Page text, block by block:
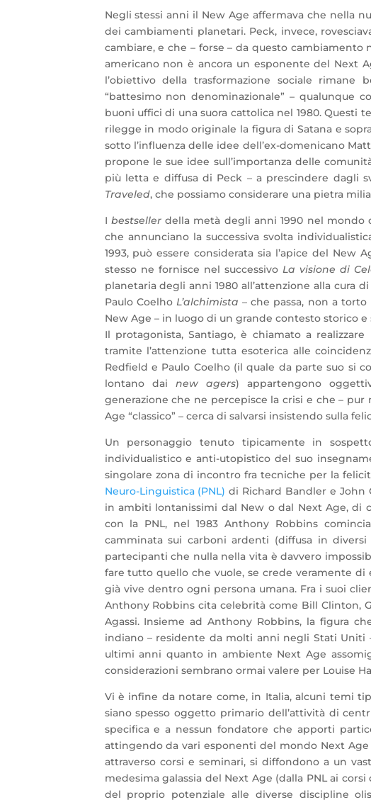
Negli stessi anni il New Age affermava che nella
dei cambiamenti planetari. Peck, invece,
cambiare, e che – forse – da questo cambiamento
americano non è ancora un esponente del Next
l’obiettivo della trasformazione sociale
“battesimo non denominazionale” – qualunque
buoni uffici di una suora cattolica nel 1980. Questi
rilegge in modo originale la figura di Satana e
sotto l’influenza delle idee dell’ex-domenicano
propone le sue idee sull’importanza delle
più letta e diffusa di Peck – a prescindere dagli
Traveled, che possiamo considerare una pietra
I bestsellerdella metà degli anni 1990 nel mondo
che annunciano la successiva svolta
1993, può essere considerata sia l’apice del New
stesso ne fornisce nel successivo La visione di
planetaria degli anni 1980 all’attenzione alla cura
Paulo Coelho L’alchimista – che passa, non a
New Age – in luogo di un grande contesto storico
Il protagonista, Santiago, è chiamato a
tramite l’attenzione tutta esoterica alle
Redfield e Paulo Coelho (il quale da parte suo si
lontano dai new agers) appartengono
generazione che ne percepisce la crisi e che –
Age “classico” – cerca di salvarsi insistendo sulla
Un personaggio tenuto tipicamente in
individualistico e anti-utopistico del suo
singolare zona di incontro fra tecniche per la
Neuro-Linguistica (PNL) di Richard Bandler e John
in ambiti lontanissimi dal New o dal Next Age, di
con la PNL, nel 1983 Anthony Robbins
camminata sui carboni ardenti (diffusa in
partecipanti che nulla nella vita è davvero
fare tutto quello che vuole, se crede veramente di
già vive dentro ogni persona umana. Fra i suoi
Anthony Robbins cita celebrità come Bill Clinton,
Agassi. Insieme ad Anthony Robbins, la figura
indiano – residente da molti anni negli Stati Uniti
ultimi anni quanto in ambiente Next Age
considerazioni sembrano ormai valere per Louise
Vi è infine da notare come, in Italia, alcuni temi
siano spesso oggetto primario dell’attività di
specifica e a nessun fondatore che apporti
attingendo da vari esponenti del mondo Next
attraverso corsi e seminari, si diffondono a un
medesima galassia del Next Age (dalla PNL ai
del proprio potenziale alle diverse discipline